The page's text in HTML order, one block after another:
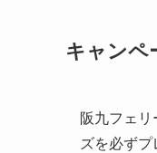
キャンペ
阪九フェ
ズを必ず